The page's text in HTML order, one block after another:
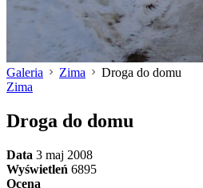
Galeria Zima
Droga do domu
Zima
Droga do domu
Data 3 maj 2008
Wyświetleń 6895
Ocena